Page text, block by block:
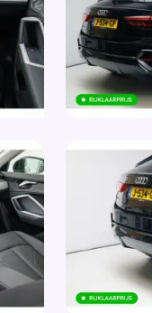
achter (4X4)